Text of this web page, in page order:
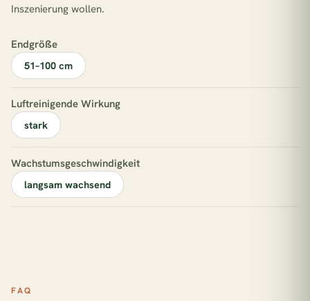
Inszenierung wollen.
Endgröße
51–100 cm
Luftreinigende Wirkung
stark
Wachstumsgeschwindigkeit
langsam wachsend
FAQ